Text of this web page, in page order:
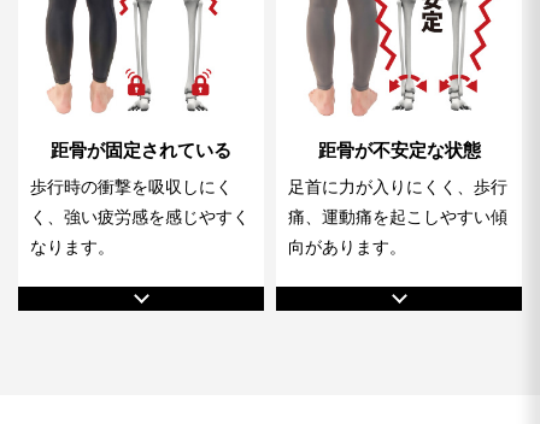
距骨が固定されている
歩行時の衝撃を吸収しにく
く、強い疲労感を感じやすく
なります。
距骨が不安定な状態
足首に力が入りにくく、歩行
痛、運動痛を起こしやすい傾
向があります。